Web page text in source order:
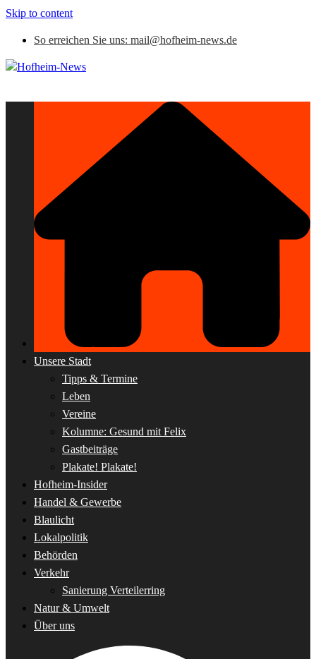
Skip to content
So erreichen Sie uns: mail@hofheim-news.de
Unsere Stadt
Tipps & Termine
Leben
Vereine
Kolumne: Gesund mit Felix
Gastbeiträge
Plakate! Plakate!
Hofheim-Insider
Handel & Gewerbe
Blaulicht
Lokalpolitik
Behörden
Verkehr
Sanierung Verteilerring
Natur & Umwelt
Über uns